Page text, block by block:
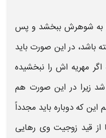
به شوهرشببخشد و پس
باشد، در این صورت باید
مهریه اش را نبخشیده
زیرا در این صورت هم
که دوباره باید مجدداً
از قید زوجیت وی رهایی